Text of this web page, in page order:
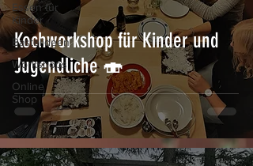
Essen für
Kinder
Bastelideen
Workshops
Online
Shop
Kochworkshop für Kinder und
Jugendliche 🍣